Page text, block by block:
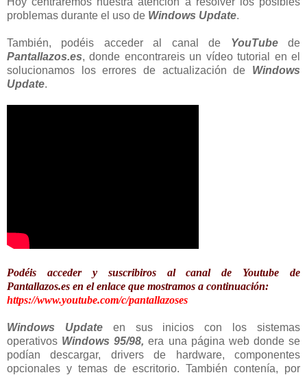
problemas durante el uso de Windows Update.
También, podéis acceder al canal de YouTubede
Pantallazos.es, donde encontrareis un vídeo tutorial en el
solucionamos los errores de actualización de Windows
Update.
Podéis acceder y suscribiros al canal de Youtube de
Pantallazos.es en el enlace que mostramos a continuación:
https://www.youtube.com/c/pantallazoses
Windows Updateen sus inicios con los sistemas
operativos Windows 95/98, era una página web donde se
podían descargar, drivers de hardware, componentes
opcionales y temas de escritorio. También contenía, por